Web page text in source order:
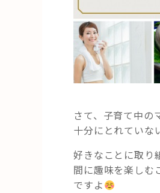
教
室
☆”
の
さて、子育て中の
十分にとれていな
好きなことに取り
間に趣味を楽しむ
ですよ